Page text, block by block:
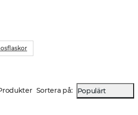
Sortera på: Populärt